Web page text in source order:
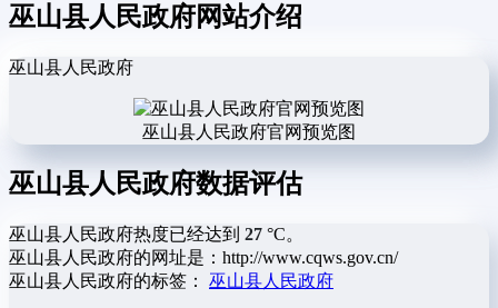
巫山县人民政府网站介绍
巫山县人民政府
巫山县人民政府官网预览图
巫山县人民政府数据评估
巫山县人民政府热度已经达到 27 °C。
巫山县人民政府的网址是：http://www.cqws.gov.cn/
巫山县人民政府的标签： 巫山县人民政府